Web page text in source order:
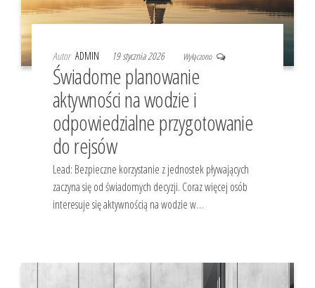
Autor ADMIN 19 stycznia 2026 Wyłączono
Świadome planowanie
aktywności na wodzie i
odpowiedzialne przygotowanie
do rejsów
Lead: Bezpieczne korzystanie z jednostek pływających
zaczyna się od świadomych decyzji. Coraz więcej osób
interesuje się aktywnością na wodzie w…